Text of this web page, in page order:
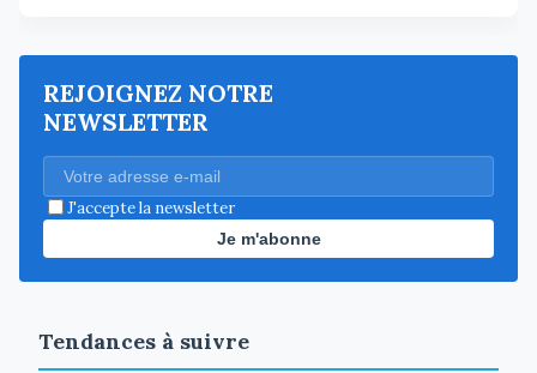
REJOIGNEZ NOTRE
NEWSLETTER
J'accepte la newsletter
Je m'abonne
Tendances à suivre